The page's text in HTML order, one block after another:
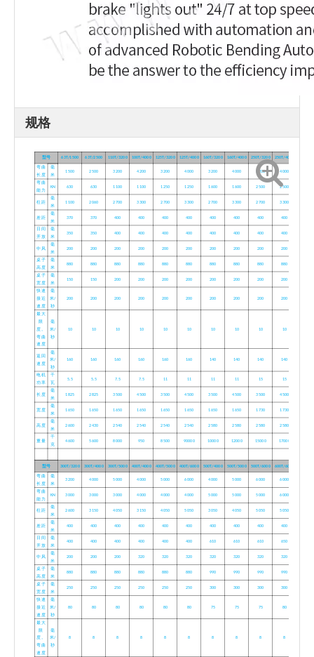
规格
型号 63T/1500 63T/2500 110T/3200 100T/4000 125T/3200 125T/4000 160T/3200 160T/4000 250T/3200 250T/4000
弯曲
长度
毫
米
1500 2500 3200 4200 3200 4000 3200 4000 3200 4000
弯曲
能力
KN 630 630 1100 1100 1250 1250 1600 1600 2500 2500
柱距
毫
米
1100 2060 2700 3300 2700 3300 2700 3300 2700 3300
差距
毫
米
370 370 400 400 400 400 400 400 400 400
日间
开放
毫
米
350 350 400 400 400 400 400 400 400 400
中风
毫
米
200 200 200 200 200 200 200 200 200 200
桌子
高度
毫
米
880 880 880 880 880 880 880 880 880 880
桌子
宽度
毫
米
150 150 200 200 200 200 200 200 200 200
快速
接近
速度
毫
米/
秒
200 200 200 200 200 200 200 200 200 200
最大
限
度。
弯曲
速度
毫
米/
秒
10 10 10 10 10 10 10 10 10 10
返回
速度
毫
米/
秒
160 160 160 160 160 160 140 140 140 140
电机
功率
千
瓦
5.5 5.5 7.5 7.5 11 11 11 11 15 15
长度
毫
米
1825 2825 3500 4500 3500 4500 3500 4500 3500 4500
宽度
毫
米
1650 1650 1650 1650 1650 1650 1650 1650 1730 1730
高度
毫
米
2600 2430 2540 2540 2540 2540 2580 2580 2580 2580
重量
千
克
4600 5600 8000 950 8500 90000 10000 12000 15000 17000
型号 300T/3200 300T/4000 300T/5000 400T/4000 400T/5000 400T/6000 500T/4000 500T/5000 500T/6000 600T/6000
弯曲
长度
毫
米
3200 4000 5000 4000 5000 6000 4000 5000 6000 6000
弯曲
能力
KN 3000 3000 3000 4000 4000 4000 5000 5000 5000 6000
柱距
毫
米
2600 3150 4050 3150 4050 5050 3050 4050 5050 5050
差距
毫
米
400 400 400 400 400 400 400 400 400 400
日间
开放
毫
米
400 400 400 400 400 400 610 610 610 650
中风
毫
米
200 200 200 320 320 320 320 320 320 320
桌子
高度
毫
米
880 880 880 880 880 880 990 990 990 990
桌子
宽度
毫
米
250 250 250 250 250 250 300 300 300 300
快速
接近
速度
毫
米/
秒
80 80 80 80 80 80 75 75 75 80
最大
限
度。
弯曲
速度
毫
米/
秒
8 8 8 8 8 8 8 8 8 8